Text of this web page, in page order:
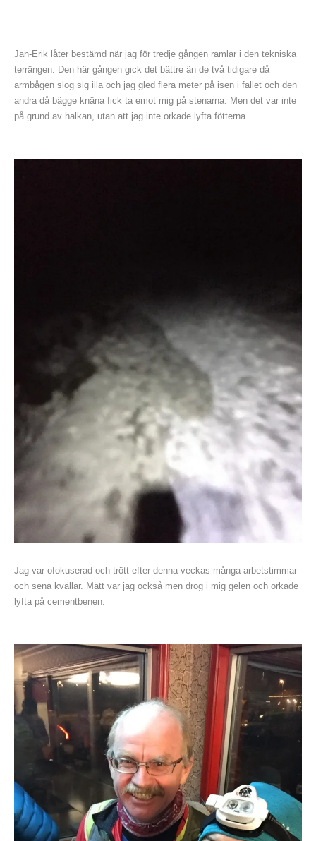
Jan-Erik låter bestämd när jag för tredje gången ramlar i den tekniska
terrängen. Den här gången gick det bättre än de två tidigare då
armbågen slog sig illa och jag gled flera meter på isen i fallet och den
andra då bägge knäna fick ta emot mig på stenarna. Men det var inte
på grund av halkan, utan att jag inte orkade lyfta fötterna.
Jag var ofokuserad och trött efter denna veckas många arbetstimmar
och sena kvällar. Mätt var jag också men drog i mig gelen och orkade
lyfta på cementbenen.